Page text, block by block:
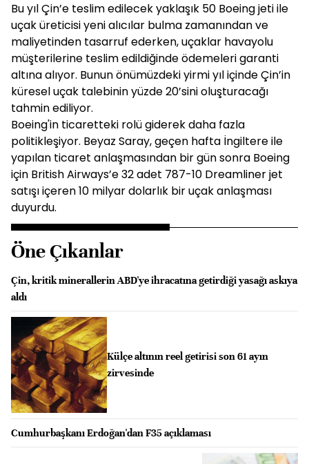
Bu yıl Çin’e teslim edilecek yaklaşık 50 Boeing jeti ile
uçak üreticisi yeni alıcılar bulma zamanından ve
maliyetinden tasarruf ederken, uçaklar havayolu
müşterilerine teslim edildiğinde ödemeleri garanti
altına alıyor. Bunun önümüzdeki yirmi yıl içinde Çin’in
küresel uçak talebinin yüzde 20’sini oluşturacağı
tahmin ediliyor.
Boeing'in ticaretteki rolü giderek daha fazla
politikleşiyor. Beyaz Saray, geçen hafta İngiltere ile
yapılan ticaret anlaşmasından bir gün sonra Boeing
için British Airways’e 32 adet 787-10 Dreamliner jet
satışı içeren 10 milyar dolarlık bir uçak anlaşması
duyurdu.
Öne Çıkanlar
Çin, kritik minerallerin ABD'ye ihracatına getirdiği yasağı askıya
aldı
Külçe altının reel getirisi son 61 ayın
zirvesinde
Cumhurbaşkanı Erdoğan'dan F35 açıklaması